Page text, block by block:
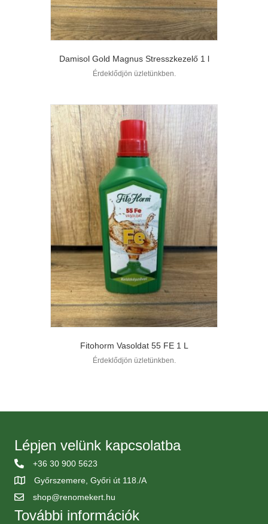
Damisol Gold Magnus Stresszkezelő 1 l
Érdeklődjön üzletünkben.
Fitohorm Vasoldat 55 FE 1 L
Érdeklődjön üzletünkben.
Lépjen velünk kapcsolatba
+36 30 900 5623
Győrszemere, Győri út 118./A
shop@renomekert.hu
További információk